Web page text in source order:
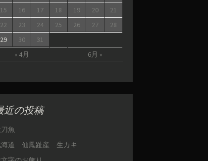
« 4月 6月 »
15
16 17 18 19 20
21
22
23 24 25 26 27
28
29
30 31
近の投稿
刀魚
海道 仙鳳趾産 生カキ